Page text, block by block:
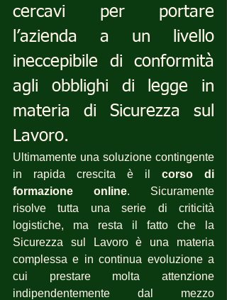
cercavi per portare
l’azienda a un livello
ineccepibile di conformità
agli obblighi di legge in
materia di Sicurezza sul
Lavoro.
Ultimamente una soluzione contingente
in rapida crescita è il corso di
formazione online. Sicuramente
risolve tutta una serie di criticità
logistiche, ma resta il fatto che la
Sicurezza sul Lavoro è una materia
complessa e in continua evoluzione a
cui prestare molta attenzione
indipendentemente dal mezzo